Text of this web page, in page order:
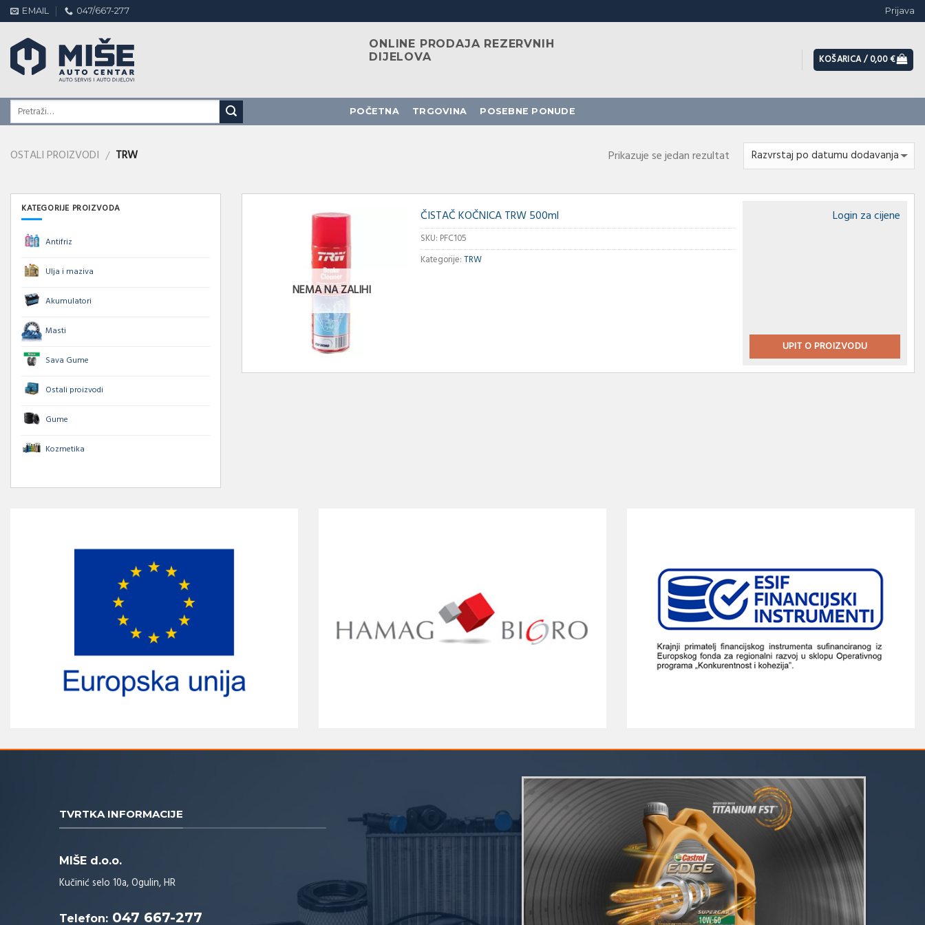
Skip
to
content
EMAIL 047/667-277 Prijava
ONLINE PRODAJA REZERVNIH
DIJELOVA
KOŠARICA /0,00€
POČETNA TRGOVINA POSEBNE PONUDE
OSTALI PROIZVODI / TRW Prikazuje se jedan rezultat
KATEGORIJE PROIZVODA
Antifriz
Ulja i maziva
Akumulatori
Masti
Sava Gume
Ostali proizvodi
Gume
Kozmetika
NEMA NA ZALIHI
ČISTAČ KOČNICA TRW 500ml
SKU: PFC105
Kategorije:TRW
Login za cijene
UPIT O PROIZVODU
TVRTKA INFORMACIJE
MIŠE d.o.o.
Kučinić selo 10a, Ogulin, HR
Telefon: 047 667-277